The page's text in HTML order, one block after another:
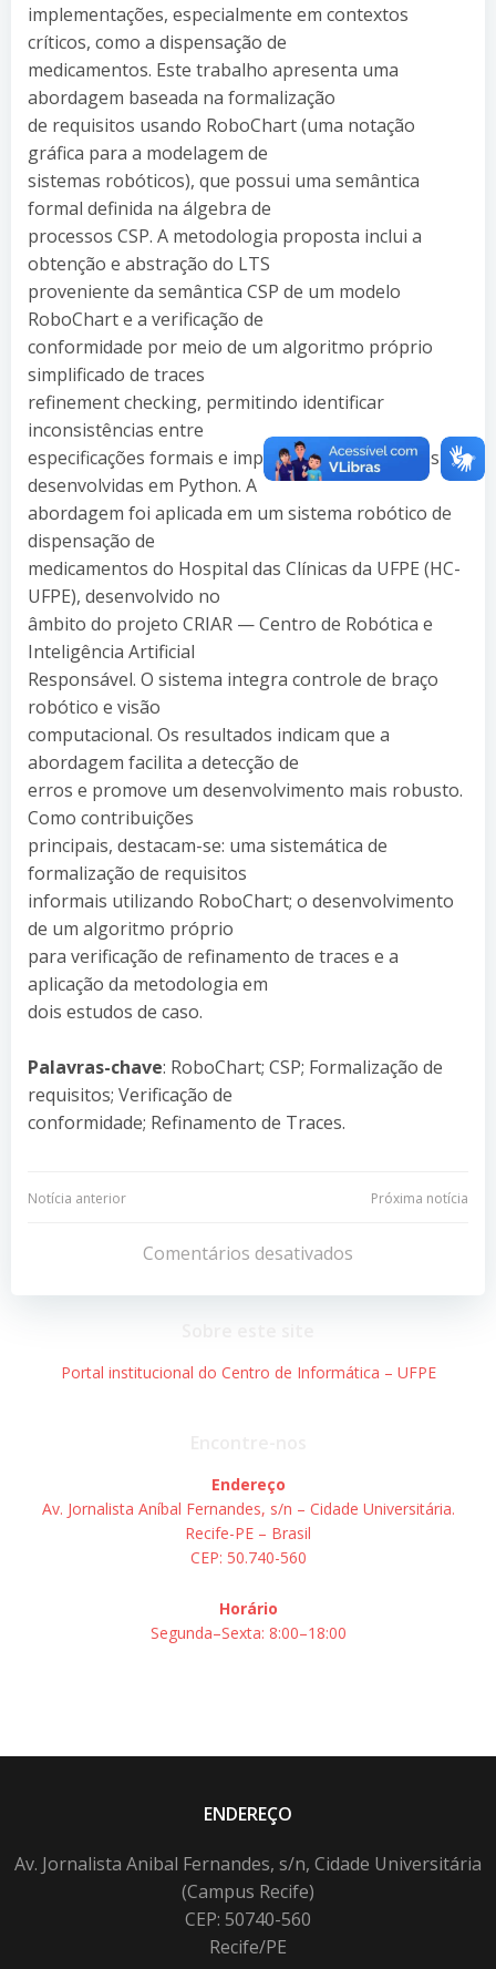
implementações, especialmente em contextos
críticos, como a dispensação de
medicamentos. Este trabalho apresenta uma
abordagem baseada na formalização
de requisitos usando RoboChart (uma notação
gráfica para a modelagem de
sistemas robóticos), que possui uma semântica
formal definida na álgebra de
processos CSP. A metodologia proposta inclui a
obtenção e abstração do LTS
proveniente da semântica CSP de um modelo
RoboChart e a verificação de
conformidade por meio de um algoritmo próprio
simplificado de traces
refinement checking, permitindo identificar
inconsistências entre
especificações formais e implementações práticas
desenvolvidas em Python. A
abordagem foi aplicada em um sistema robótico de
dispensação de
medicamentos do Hospital das Clínicas da UFPE (HC-
UFPE), desenvolvido no
âmbito do projeto CRIAR — Centro de Robótica e
Inteligência Artificial
Responsável. O sistema integra controle de braço
robótico e visão
computacional. Os resultados indicam que a
abordagem facilita a detecção de
erros e promove um desenvolvimento mais robusto.
Como contribuições
principais, destacam-se: uma sistemática de
formalização de requisitos
informais utilizando RoboChart; o desenvolvimento
de um algoritmo próprio
para verificação de refinamento de traces e a
aplicação da metodologia em
dois estudos de caso.
Palavras-chave: RoboChart; CSP; Formalização de
requisitos; Verificação de
conformidade; Refinamento de Traces.
Navegação
Post
Notícia anterior
Navegação
de
Post
Próxima notícia
Comentários desativados
Portal institucional do Centro de Informática – UFPE
Endereço
Av. Jornalista Aníbal Fernandes, s/n – Cidade Universitária.
Recife-PE – Brasil
CEP: 50.740-560
Horário
Segunda–Sexta: 8:00–18:00
ENDEREÇO
Av. Jornalista Anibal Fernandes, s/n, Cidade Universitária
(Campus Recife)
CEP: 50740-560
Recife/PE